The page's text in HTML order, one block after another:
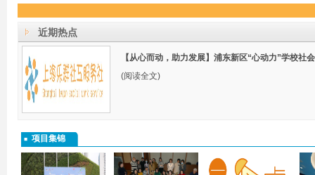
近期热点
【从心而动，助力发展】浦东新区“心动力”学校社
(阅读全文)
项目集锦